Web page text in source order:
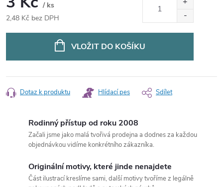
/ ks
2,48 Kč bez DPH
VLOŽIT DO KOŠÍKU
Dotaz k produktu Hlídací pes Sdílet
Rodinný přístup od roku 2008
Začali jsme jako malá tvořivá prodejna a dodnes za každou
objednávkou vidíme konkrétního zákazníka.
Originální motivy, které jinde nenajdete
Část ilustrací kreslíme sami, další motivy tvoříme z legálně